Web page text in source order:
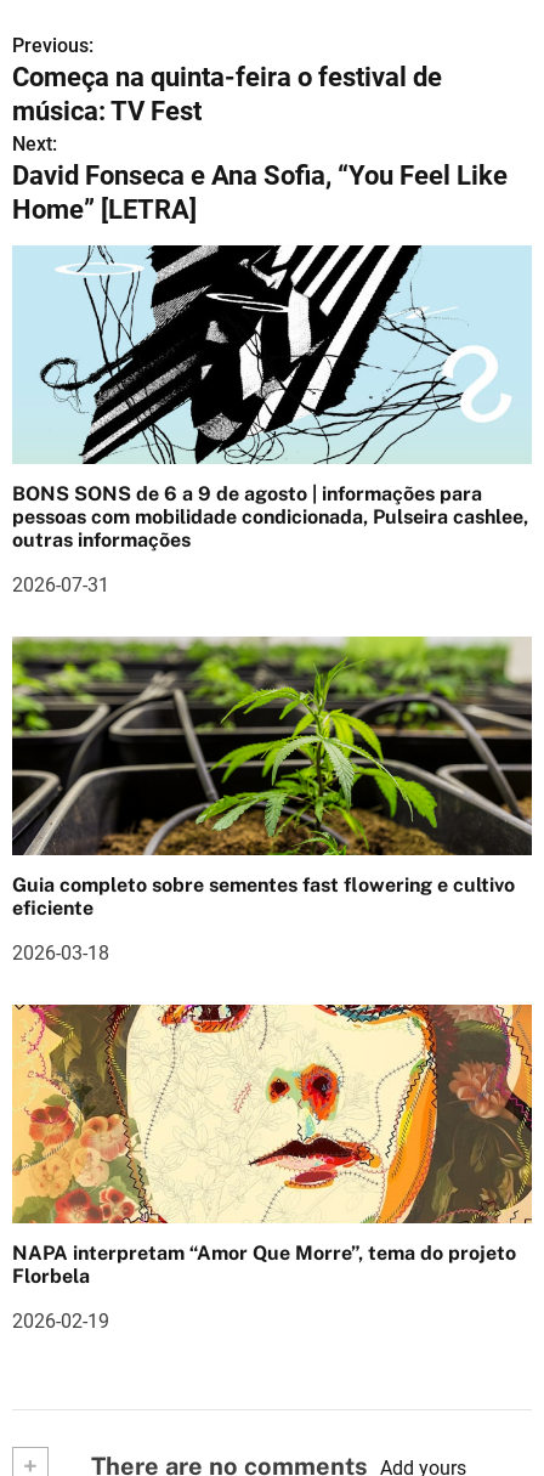
N
a
v
e
g
d
e
t
i
g
o
s
Previous:
Começa na quinta-feira o festival de
música: TV Fest
Next:
David Fonseca e Ana Sofia, “You Feel Like
Home” [LETRA]
BONS SONS de 6 a 9 de agosto | informações para
pessoas com mobilidade condicionada, Pulseira cashlee,
outras informações
2026-07-31
Guia completo sobre sementes fast flowering e cultivo
eficiente
2026-03-18
NAPA interpretam “Amor Que Morre”, tema do projeto
Florbela
2026-02-19
+ There are no comments Add yours